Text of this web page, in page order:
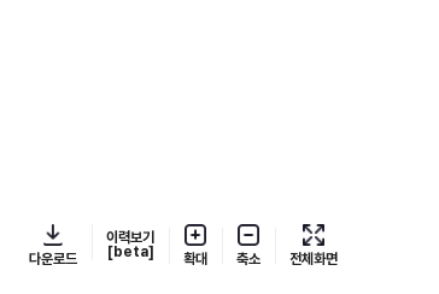
다운로드
이력보기
[beta]
확대 축소 전체화면